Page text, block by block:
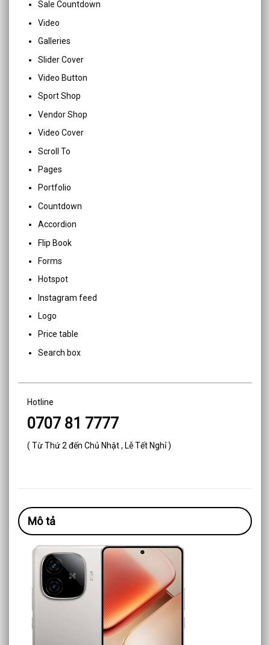
Sale Countdown
Video
Galleries
Slider Cover
Video Button
Sport Shop
Vendor Shop
Video Cover
Scroll To
Pages
Portfolio
Countdown
Accordion
Flip Book
Forms
Hotspot
Instagram feed
Logo
Price table
Search box
Hotline
0707 81 7777
( Từ Thứ 2 đến Chủ Nhật , Lễ Tết Nghỉ )
Mô tả